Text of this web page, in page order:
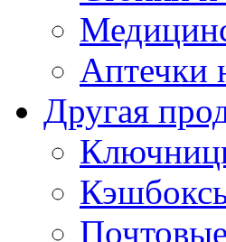
Аптечки
Другая